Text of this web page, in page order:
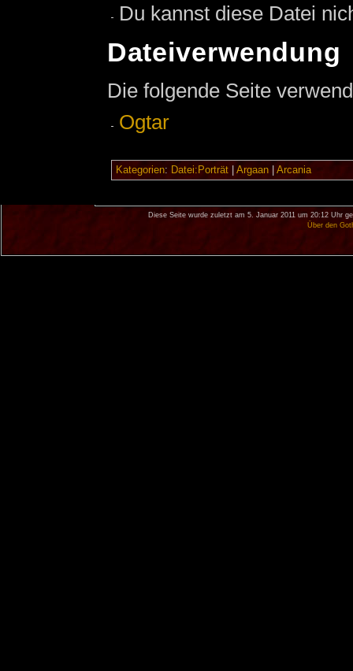
Du kannst diese Datei
Dateiverwendung
Die folgende Seite
Ogtar
Kategorien: Datei:Porträt| Argaan| Arcania
Diese Seite wurde zuletzt am 5. Januar 2011 um 20:12 Uhr
Über den